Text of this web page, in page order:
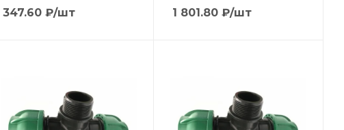
347.60₽/шт 1 801.80₽/шт